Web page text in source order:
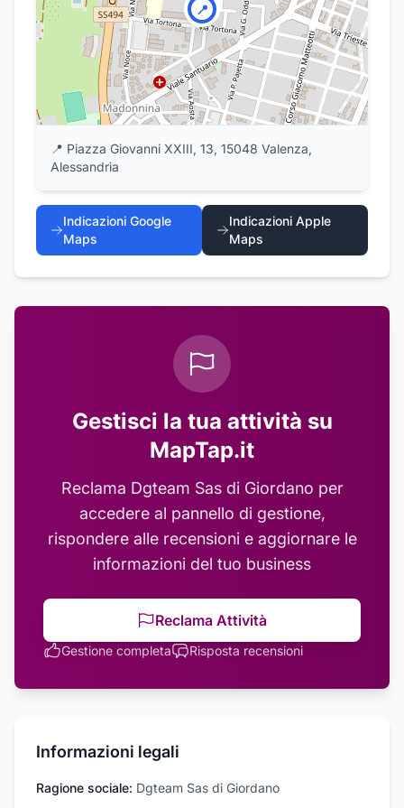
📍
📍 Piazza Giovanni XXIII, 13, 15048 Valenza,
Alessandria
Indicazioni Google
Maps
Indicazioni Apple
Maps
Gestisci la tua attività su
MapTap.it
Reclama Dgteam Sas di Giordano per
accedere al pannello di gestione,
rispondere alle recensioni e aggiornare le
informazioni del tuo business
Reclama Attività
Gestione completa Risposta recensioni
Informazioni legali
Ragione sociale: Dgteam Sas di Giordano